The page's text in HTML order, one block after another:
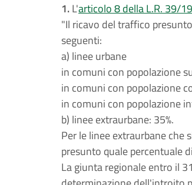
1.L'articolo 8 della L.R. 39/
"Il ricavo del traffico
seguenti:
a) linee urbane
in comuni con popolazione
in comuni con popolazione
in comuni con popolazione
b) linee extraurbane: 35%.
Per le linee extraurbane che
presunto quale percentuale
La giunta regionale entro il